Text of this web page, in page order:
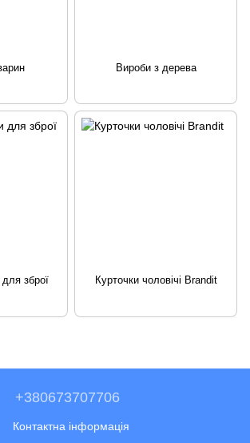
Вироби з дерева
зброї Курточки чоловічі Brandit
+380673707706
Контактна інформація